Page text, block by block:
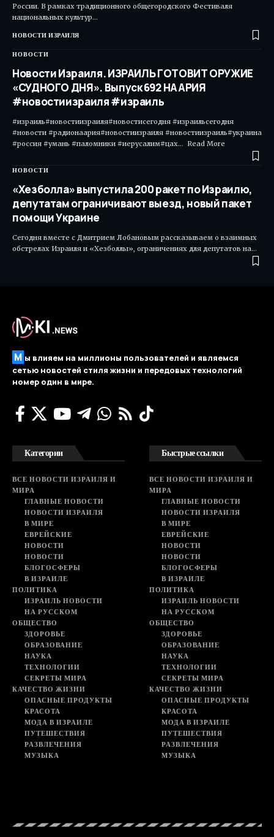
России. В рамках традиционного общегородского Фестиваля
национальных культур…
НОВОСТИ ИЗРАИЛЯ
НОВОСТИ
Новости Израиля. ИЗРАИЛЬ ГОТОВИТ ОРУЖИЕ
«СУДНОГО ДНЯ». Выпуск 692 НААРИЯ
#новостиизраиля #израиль
#израиль#новостиизраиля#новостисегодня #израильсегодня
#новости #радионаария#новостиизраиля #новостиизраиль#украина
#россия #умань #паломники #иерусалим#цах... Read More ​
НОВОСТИ
«Хезболла» выпустила 200 ракет по Израилю,
депутатам ограничивают выезд, новый пакет
помощи Украине
Сегодня вместе с Дмитрием Лобановым рассказываем о взаимных
обстрелах Израиля и «Хезболлы», ограничениях для депутатов на…
М ы влияем на миллионы пользователей и являемся
сетью новостей стиля жизни и передовых технологий
номер один в мире.
Категории
ВСЕ НОВОСТИ ИЗРАИЛЯ И
МИРА
ГЛАВНЫЕ НОВОСТИ
НОВОСТИ ИЗРАИЛЯ
В МИРЕ
ЕВРЕЙСКИЕ
НОВОСТИ
НОВОСТИ
БЛОГОСФЕРЫ
В ИЗРАИЛЕ
ПОЛИТИКА
ИЗРАИЛЬ НОВОСТИ
НА РУССКОМ
ОБЩЕСТВО
ЗДОРОВЬЕ
ОБРАЗОВАНИЕ
НАУКА
ТЕХНОЛОГИИ
СЕКРЕТЫ МИРА
КАЧЕСТВО ЖИЗНИ
ОПАСНЫЕ ПРОДУКТЫ
КРАСОТА
МОДА В ИЗРАИЛЕ
ПУТЕШЕСТВИЯ
РАЗВЛЕЧЕНИЯ
МУЗЫКА
Быстрые ссылки
ВСЕ НОВОСТИ ИЗРАИЛЯ И
МИРА
ГЛАВНЫЕ НОВОСТИ
НОВОСТИ ИЗРАИЛЯ
В МИРЕ
ЕВРЕЙСКИЕ
НОВОСТИ
НОВОСТИ
БЛОГОСФЕРЫ
В ИЗРАИЛЕ
ПОЛИТИКА
ИЗРАИЛЬ НОВОСТИ
НА РУССКОМ
ОБЩЕСТВО
ЗДОРОВЬЕ
ОБРАЗОВАНИЕ
НАУКА
ТЕХНОЛОГИИ
СЕКРЕТЫ МИРА
КАЧЕСТВО ЖИЗНИ
ОПАСНЫЕ ПРОДУКТЫ
КРАСОТА
МОДА В ИЗРАИЛЕ
ПУТЕШЕСТВИЯ
РАЗВЛЕЧЕНИЯ
МУЗЫКА